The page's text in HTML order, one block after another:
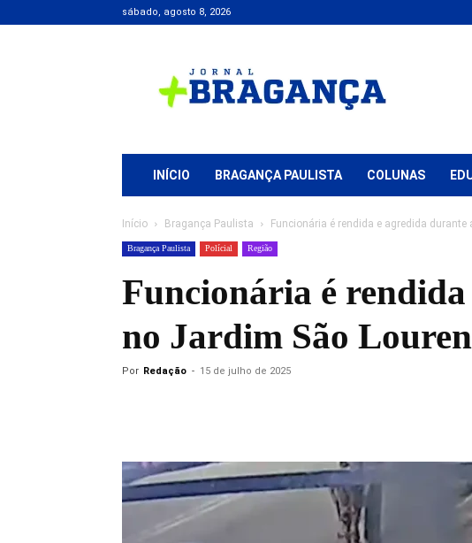
sábado, agosto 8, 2026
+
Bragança
INÍCIO BRAGANÇA PAULISTA COLUNAS
Início Bragança Paulista Funcionária é rendida e agredida
Bragança Paulista Polícial Região
Funcionária é
no Jardim São
Por Redação - 15 de julho de 2025